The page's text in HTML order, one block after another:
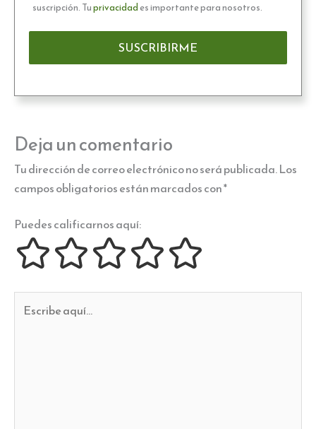
suscripción. Tuprivacidades importante para nosotros.
Deja un comentario
Tu dirección de correo electrónico no será publicada.Los
campos obligatorios están marcados con*
Puedes calificarnos aquí:
Escribe
aquí...